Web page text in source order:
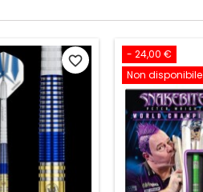
favorite_border
- 24,00 €
Non disponibile